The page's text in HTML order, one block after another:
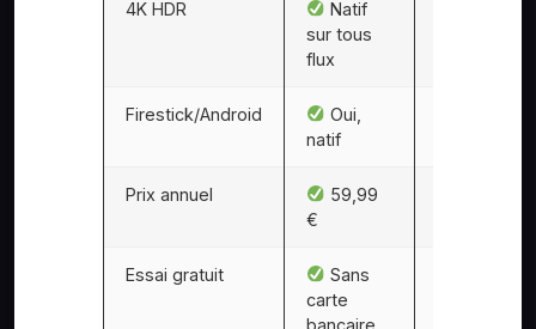
4K HDR
Natif
sur tous
flux
Firestick/Android
Oui,
natif
Prix annuel
59,99
€
Essai gratuit
Sans
carte
bancaire